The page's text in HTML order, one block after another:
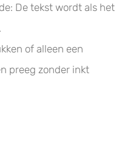
De tekst wordt als het
of alleen een
preeg zonder inkt